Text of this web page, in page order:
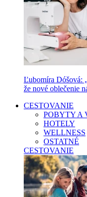
Ľubomíra Dóšová:
že nové oblečenie
CESTOVANIE
POBYTY A
HOTELY
WELLNESS
OSTATNÉ
CESTOVANIE